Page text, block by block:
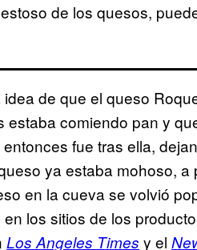
de los quesos,
de que el queso
estaba comiendo pan y
fue tras ella,
ya estaba mohoso, a
en la cueva se volvió
los sitios de los
Los Angeles Times y el